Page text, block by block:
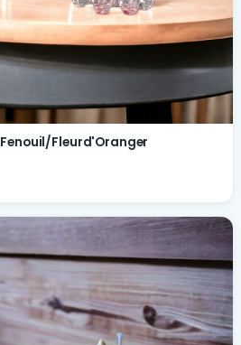
Fleurd'Oranger